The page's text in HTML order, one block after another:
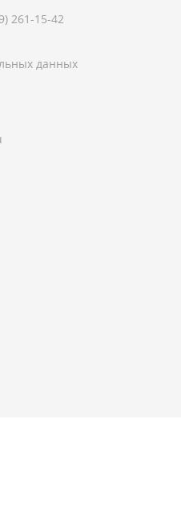
261-15-42
данных